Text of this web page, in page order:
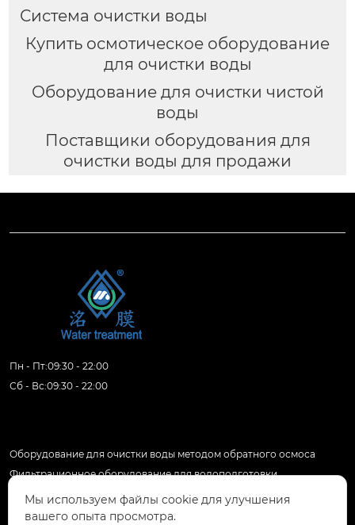
Система очистки воды
Купить осмотическое оборудование
для очистки воды
Оборудование для очистки чистой
воды
Поставщики оборудования для
очистки воды для продажи
Пн - Пт:09:30 - 22:00
Сб - Вс:09:30 - 22:00
Оборудование для очистки воды методом обратного осмоса
Фильтрационное оборудование для водоподготовки
Комплексное оборудование для очистки воды
Оборудование для очистки воды методом ультрафильтрации
Мы используем файлы cookie для улучшения
вашего опыта просмотра.